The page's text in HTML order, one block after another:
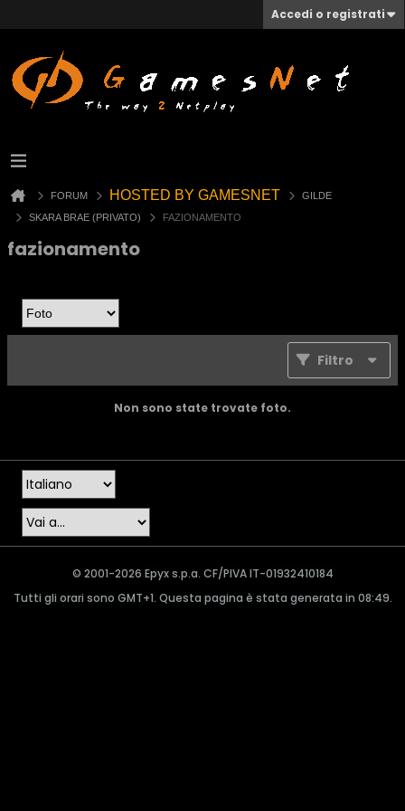
Accedi o registrati
FORUM HOSTED BY GAMESNET
GILDE
SKARA BRAE (PRIVATO)
FAZIONAMENTO
fazionamento
Filtro
Non sono state trovate foto.
© 2001-2026 Epyx s.p.a. CF/PIVA IT-01932410184
Tutti gli orari sono GMT+1. Questa pagina è stata generata in 08:49.